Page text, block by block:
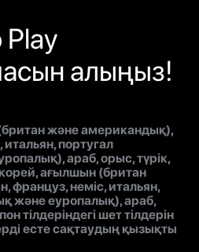
Play
алыңыз!
және американдық),
португал
араб, орыс, түрік,
ағылшын (британ
француз, неміс, итальян,
және еуропалық), араб,
тілдеріндегі шет тілдерін
есте сақтаудың қызықты